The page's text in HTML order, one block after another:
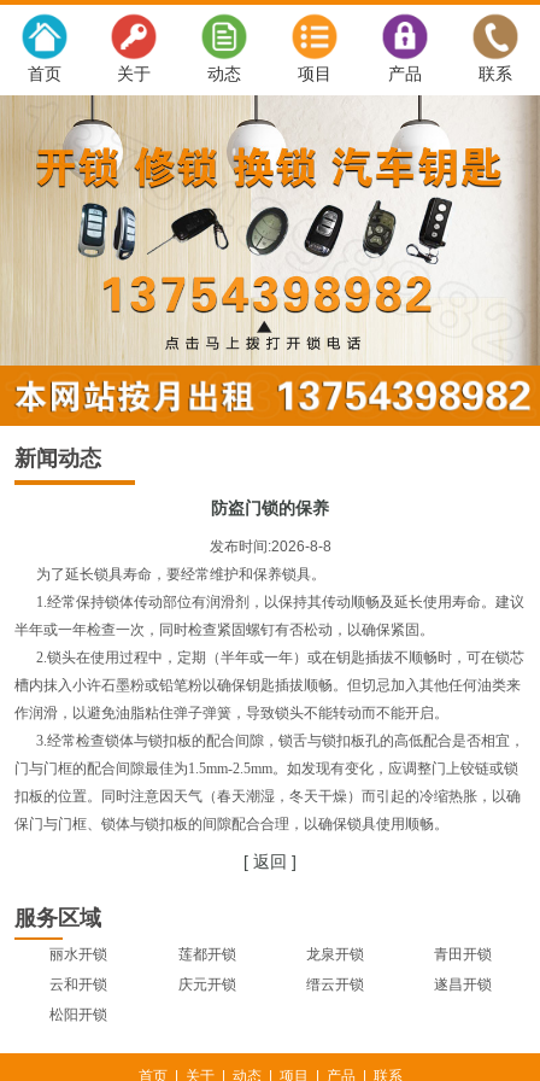
首页 关于 动态 项目 产品 联系
新闻动态
防盗门锁的保养
发布时间:2026-8-8
为了延长锁具寿命，要经常维护和保养锁具。
1.经常保持锁体传动部位有润滑剂，以保持其传动顺畅及延长使用寿命。建议
半年或一年检查一次，同时检查紧固螺钉有否松动，以确保紧固。
2.锁头在使用过程中，定期（半年或一年）或在钥匙插拔不顺畅时，可在锁芯
槽内抹入小许石墨粉或铅笔粉以确保钥匙插拔顺畅。但切忌加入其他任何油类来
作润滑，以避免油脂粘住弹子弹簧，导致锁头不能转动而不能开启。
3.经常检查锁体与锁扣板的配合间隙，锁舌与锁扣板孔的高低配合是否相宜，
门与门框的配合间隙最佳为1.5mm-2.5mm。如发现有变化，应调整门上铰链或锁
扣板的位置。同时注意因天气（春天潮湿，冬天干燥）而引起的冷缩热胀，以确
保门与门框、锁体与锁扣板的间隙配合合理，以确保锁具使用顺畅。
[ 返回 ]
服务区域
丽水开锁 莲都开锁 龙泉开锁
青田开锁
云和开锁
庆元开锁 缙云开锁
遂昌开锁
松阳开锁
首页| 关于| 动态| 项目 产品| 联系